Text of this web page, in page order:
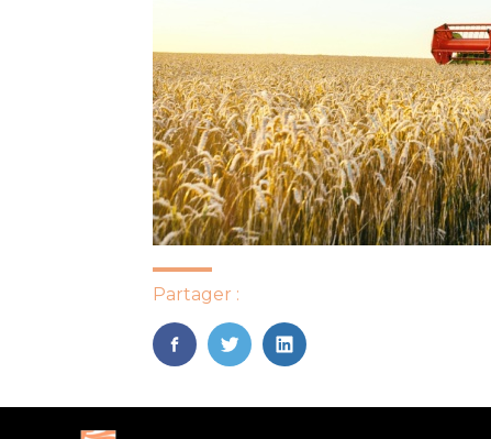
Partager :
FaceBook
TwitterLinkedIn